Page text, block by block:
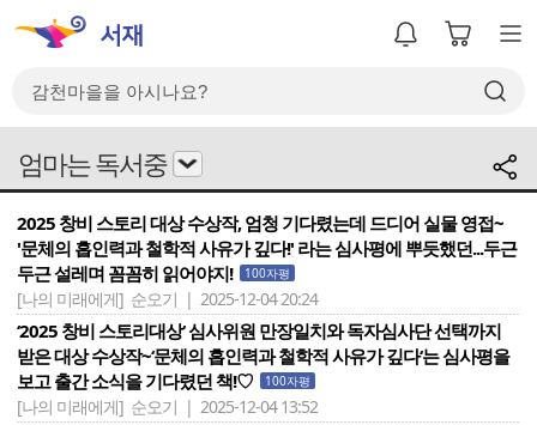
엄마는 독서중
2025 창비 스토리 대상 수상작, 엄청 기다렸는데 드디어 실물 영접~
'문체의 흡인력과 철학적 사유가 깊다!' 라는 심사평에 뿌듯했던...두근
두근 설레며 꼼꼼히 읽어야지!
100자평
[나의 미래에게] 순오기 | 2025-12-04 20:24
‘2025 창비 스토리대상‘ 심사위원 만장일치와 독자심사단 선택까지
받은 대상 수상작~‘문체의 흡인력과 철학적 사유가 깊다‘는 심사평을
보고 출간 소식을 기다렸던 책!♡
100자평
[나의 미래에게] 순오기 | 2025-12-04 13:52